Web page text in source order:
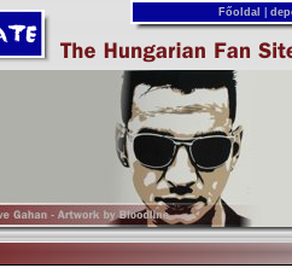
Főoldal